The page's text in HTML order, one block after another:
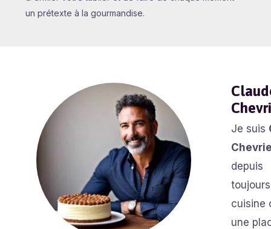
un prétexte à la gourmandise.
Je suis
depuis
cuisine
une